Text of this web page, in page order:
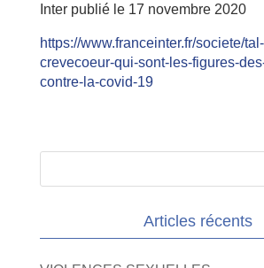
Inter publié le 17 novembre 2020
https://www.franceinter.fr/societe/
crevecoeur-qui-sont-les-figures-
contre-la-covid-19
Articles récents